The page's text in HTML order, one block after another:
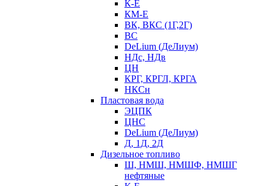
К-Е
КМ-Е
ВК, ВКС (1Г,2Г)
ВС
DeLium (ДеЛиум)
НДс, НДв
ЦН
КРГ, КРГЛ, КРГА
НКСн
Пластовая вода
ЭЦПК
ЦНС
DeLium (ДеЛиум)
Д, 1Д, 2Д
Дизельное топливо
Ш, НМШ, НМШФ, НМШГ
нефтяные